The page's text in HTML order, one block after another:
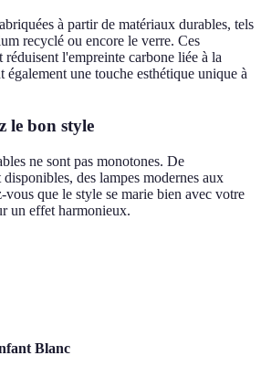
à partir de matériaux durables, tels
recyclé ou encore le verre. Ces
réduisent l'empreinte carbone liée à la
une touche esthétique unique à
le bon style
ne sont pas monotones. De
des lampes modernes aux
que le style se marie bien avec votre
un effet harmonieux.
Blanc